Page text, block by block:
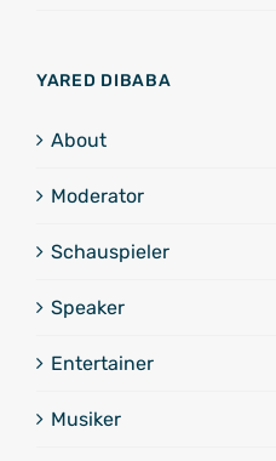
YARED DIBABA
About
Moderator
Schauspieler
Speaker
Entertainer
Musiker